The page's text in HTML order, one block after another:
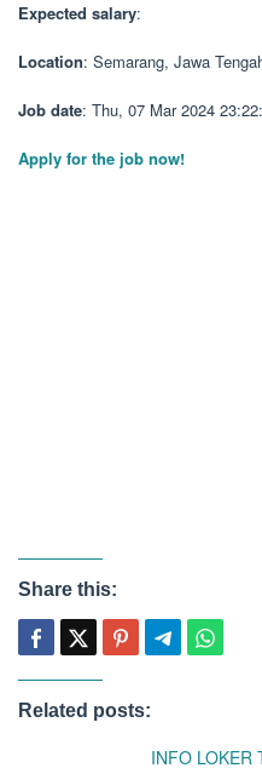
Expected salary:
Location: Semarang, Jawa
Job date: Thu, 07 Mar 2024
Apply for the job now!
Share this:
Related posts:
INFO LOKER